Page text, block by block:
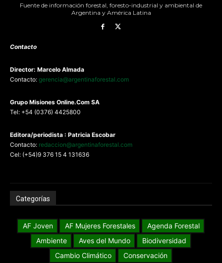
Fuente de información forestal, foresto-industrial y ambiental de
Argentina y América Latina
Contacto
Director: Marcelo Almada
Contacto: gerencia@argentinaforestal.com
Grupo Misiones Online.Com SA
Tel: +54 (0376) 4425800
Editora/periodista : Patricia Escobar
Contacto: redaccion@argentinaforestal.com
Cel: (+54)9 376 15 4 131636
Categorías
AF Joven AF Mujeres Forestales
Agenda Forestal
Ambiente
Aves del Mundo
Biodiversidad
Cambio Climático
Conservación